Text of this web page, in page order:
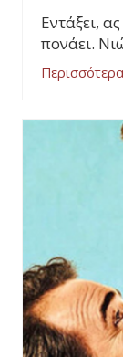
Εντάξει,
πονάει.